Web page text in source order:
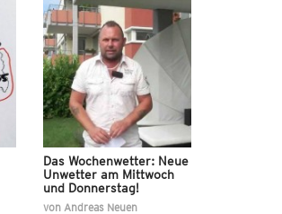
Das Wochenwetter: Neue
Unwetter am Mittwoch
und Donnerstag!
von Andreas Neuen